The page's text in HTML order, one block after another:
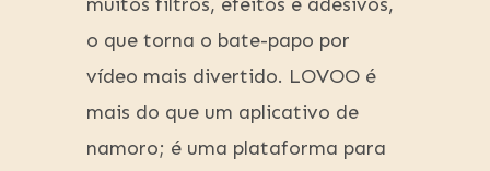
muitos filtros, efeitos e adesivos,
o que torna o bate-papo por
vídeo mais divertido. LOVOO é
mais do que um aplicativo de
namoro; é uma plataforma para